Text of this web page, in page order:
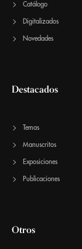
Catálogo
Digitalizados
Novedades
Destacados
Temas
Manuscritos
Exposiciones
Publicaciones
Otros